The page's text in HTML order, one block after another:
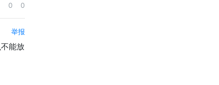
0 0
举报
能放